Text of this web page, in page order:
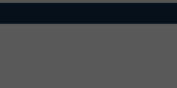
Gợi Ý Thực Phẩm Kết Hợp Rượu